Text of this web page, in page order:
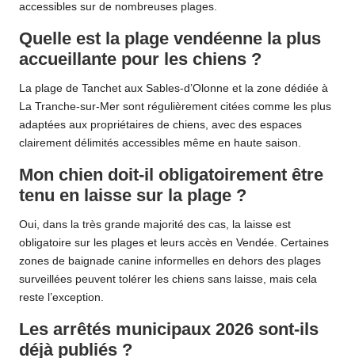
accessibles sur de nombreuses plages.
Quelle est la plage vendéenne la plus
accueillante pour les chiens ?
La plage de Tanchet aux Sables-d’Olonne et la zone dédiée à
La Tranche-sur-Mer sont régulièrement citées comme les plus
adaptées aux propriétaires de chiens, avec des espaces
clairement délimités accessibles même en haute saison.
Mon chien doit-il obligatoirement être
tenu en laisse sur la plage ?
Oui, dans la très grande majorité des cas, la laisse est
obligatoire sur les plages et leurs accès en Vendée. Certaines
zones de baignade canine informelles en dehors des plages
surveillées peuvent tolérer les chiens sans laisse, mais cela
reste l’exception.
Les arrêtés municipaux 2026 sont-ils
déjà publiés ?